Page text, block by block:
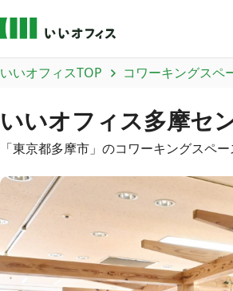
いいオフィスTOP コワーキングスペ
いいオフィス多摩セ
「東京都多摩市 」のコワーキングスペー